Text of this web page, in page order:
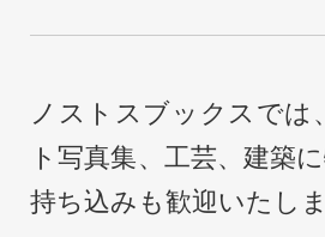
ノストスブックスで
ト写真集、工芸、建築
持ち込みも歓迎いたしま